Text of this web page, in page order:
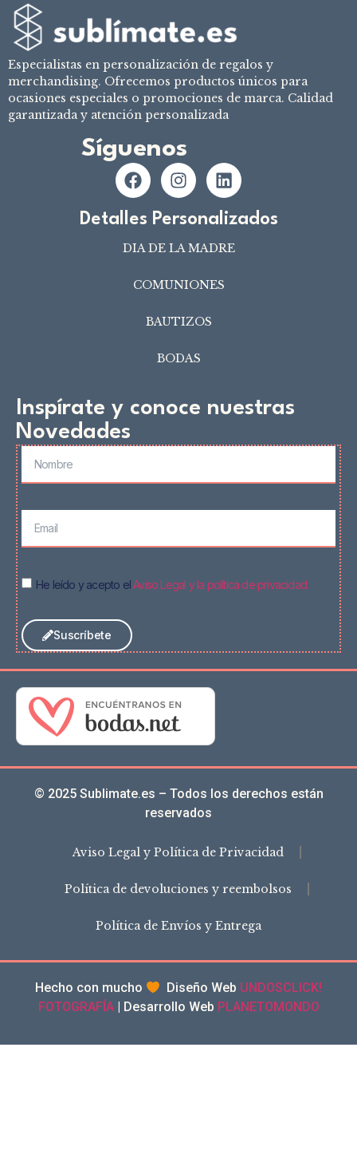
Especialistas en personalización de regalos y
merchandising. Ofrecemos productos únicos para
ocasiones especiales o promociones de marca. Calidad
garantizada y atención personalizada
Síguenos
Detalles Personalizados
DIA DE LA MADRE
COMUNIONES
BAUTIZOS
BODAS
Inspírate y conoce nuestras
Novedades
He leído y acepto elAviso Legal y la política de privacidad
Suscríbete
© 2025 Sublimate.es – Todos los derechos están
reservados
Aviso Legal y Política de Privacidad
Política de devoluciones y reembolsos
Política de Envíos y Entrega
Hecho con mucho Diseño Web UNDOSCLICK!
FOTOGRAFÍA| Desarrollo Web PLANETOMONDO